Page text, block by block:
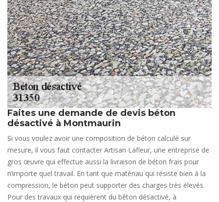
Faites une demande de devis béton
désactivé à Montmaurin
Si vous voulez avoir une composition de béton calculé sur
mesure, il vous faut contacter Artisan Lafleur, une entreprise de
gros œuvre qui effectue aussi la livraison de béton frais pour
n’importe quel travail. En tant que matériau qui résiste bien à la
compression, le béton peut supporter des charges très élevés.
Pour des travaux qui requièrent du bêton désactivé, à